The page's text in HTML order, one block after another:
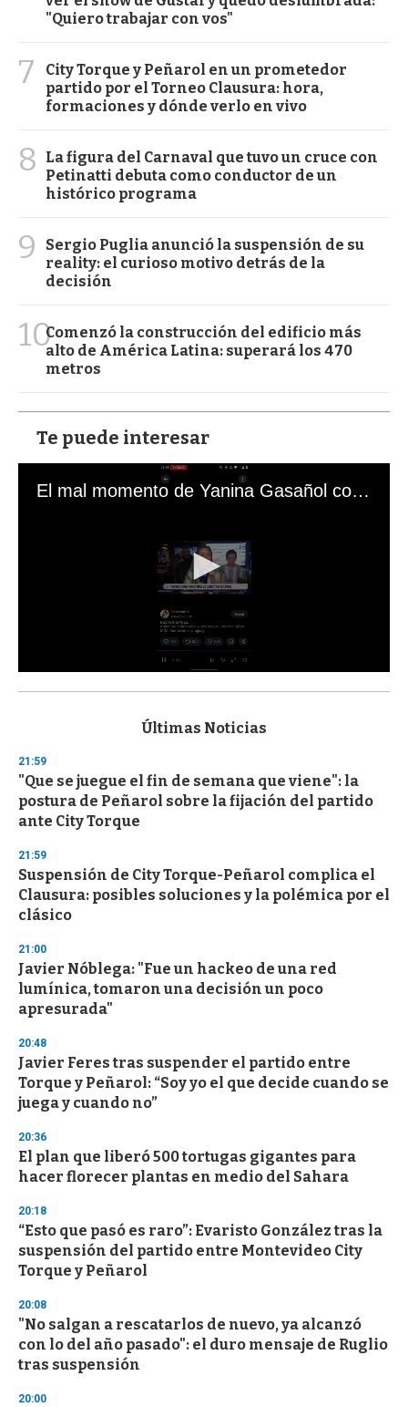
"Quiero trabajar con vos"
7
City Torque y Peñarol en un prometedor
partido por el Torneo Clausura: hora,
formaciones y dónde verlo en vivo
8
La figura del Carnaval que tuvo un cruce con
Petinatti debuta como conductor de un
histórico programa
9
Sergio Puglia anunció la suspensión de su
reality: el curioso motivo detrás de la
decisión
10Comenzó la construcción del edificio más
alto de América Latina: superará los 470
metros
Te puede interesar
El mal momento de Yanina Gasañol con un hincha argentino en "Subrayado"
s
d
s
o
f
3
s
e
c
o
n
Últimas Noticias
21:59
"Que se juegue el fin de semana que viene": la
postura de Peñarol sobre la fijación del partido
ante City Torque
21:59
Suspensión de City Torque-Peñarol complica el
Clausura: posibles soluciones y la polémica por el
clásico
21:00
Javier Nóblega: "Fue un hackeo de una red
lumínica, tomaron una decisión un poco
apresurada"
20:48
Javier Feres tras suspender el partido entre
Torque y Peñarol: “Soy yo el que decide cuando se
juega y cuando no”
20:36
El plan que liberó 500 tortugas gigantes para
hacer florecer plantas en medio del Sahara
20:18
“Esto que pasó es raro”: Evaristo González tras la
suspensión del partido entre Montevideo City
Torque y Peñarol
20:08
"No salgan a rescatarlos de nuevo, ya alcanzó
con lo del año pasado": el duro mensaje de Ruglio
tras suspensión
20:00